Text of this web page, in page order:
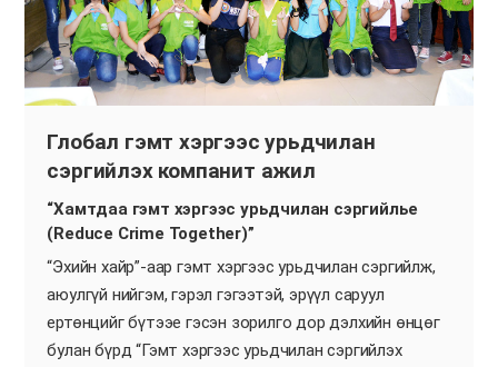
Глобал гэмт хэргээс урьдчилан
сэргийлэх компанит ажил
“Хамтдаа гэмт хэргээс урьдчилан сэргийлье
(Reduce Crime Together)”
“Эхийн хайр”-аар гэмт хэргээс урьдчилан сэргийлж,
аюулгүй нийгэм, гэрэл гэгээтэй, эрүүл саруул
ертөнцийг бүтээе гэсэн зорилго дор дэлхийн өнцөг
булан бүрд “Гэмт хэргээс урьдчилан сэргийлэх